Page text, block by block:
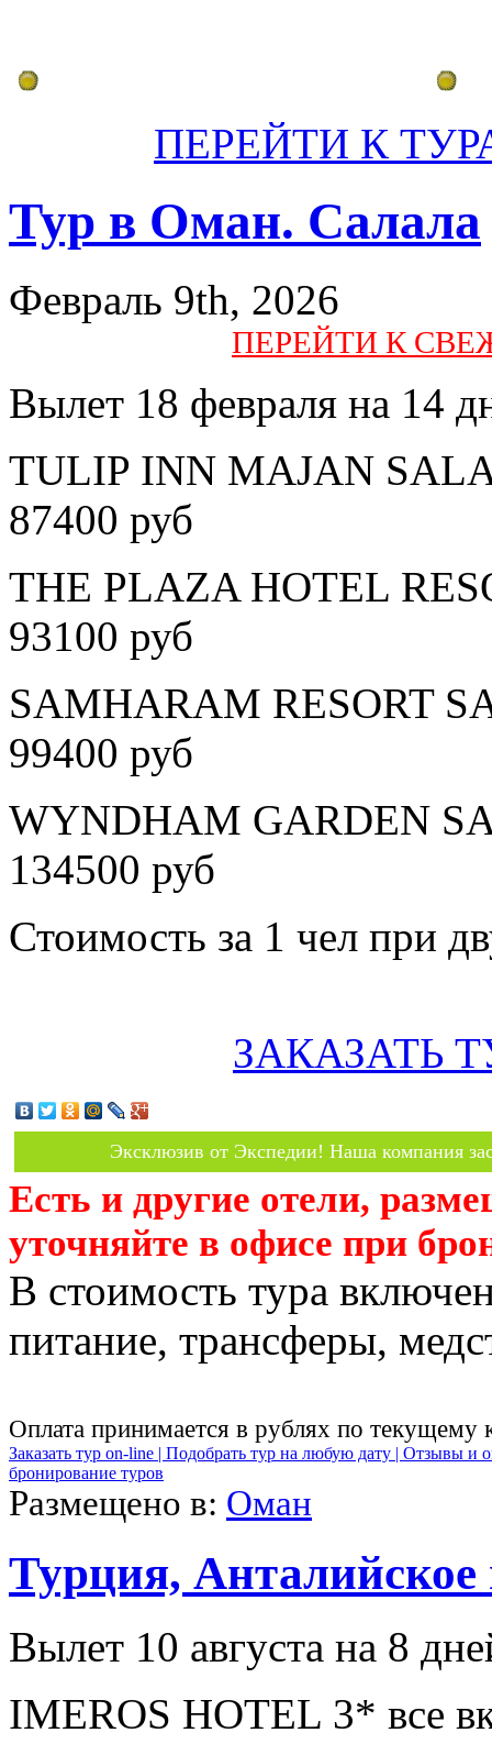
ПЕРЕЙТИ К
Тур в Оман. Салала
Февраль 9th, 2026
ПЕРЕЙТИ К
Вылет 18 февраля на 14
TULIP INN MAJAN
87400 руб
THE PLAZA HOTEL
93100 руб
SAMHARAM RESORT
99400 руб
WYNDHAM GARDEN
134500 руб
Стоимость за 1 чел при
ЗАКАЗАТЬ
Эксклюзив от Экспедии! Наша компания
Есть и другие отели,
уточняйте в офисе при
В стоимость тура
питание, трансферы,
Оплата принимается в рублях по текущему
Заказать тур on-line | Подобрать тур на любую дату | Отзывы и
бронирование туров
Размещено в: Оман
Турция, Анталийское
Вылет 10 августа на 8
IMEROS HOTEL 3* все